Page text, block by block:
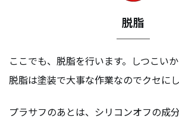
脱脂
ここでも、脱脂を行います。しつこい
脱脂は塗装で大事な作業なのでクセに
プラサフのあとは、シリコンオフの成